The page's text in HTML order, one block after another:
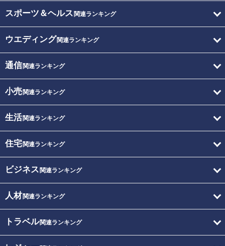
スポーツ＆ヘルス 関連ランキング
ウエディング関連ランキング
通信関連ランキング
小売関連ランキング
生活関連ランキング
住宅関連ランキング
ビジネス 関連ランキング
人材関連ランキング
トラベル関連ランキング